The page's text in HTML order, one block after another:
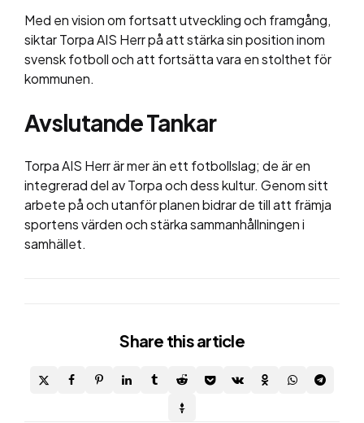
Med en vision om fortsatt utveckling och framgång,
siktar Torpa AIS Herr på att stärka sin position inom
svensk fotboll och att fortsätta vara en stolthet för
kommunen.
Avslutande Tankar
Torpa AIS Herr är mer än ett fotbollslag; de är en
integrerad del av Torpa och dess kultur. Genom sitt
arbete på och utanför planen bidrar de till att främja
sportens värden och stärka sammanhållningen i
samhället.
Share this article